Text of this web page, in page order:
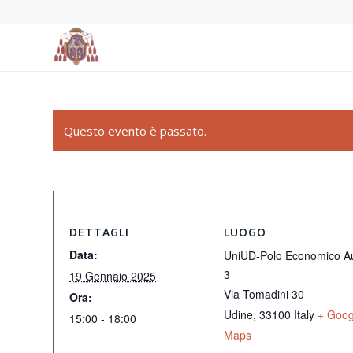
Questo evento è passato.
DETTAGLI
Data:
19 Gennaio 2025
Ora:
15:00 - 18:00
LUOGO
UniUD-Polo Economico
3
Via Tomadini 30
Udine, 33100 Italy +
Maps